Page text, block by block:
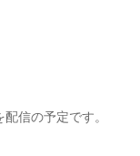
信の予定です。